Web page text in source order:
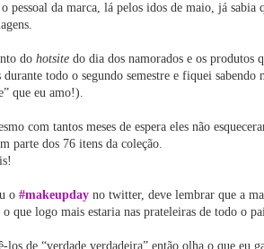
pessoal da marca, lá pelos idos de maio, já sabia
do hotsite do dia dos namorados e os produtos
todo o segundo semestre e fiquei sabendo
que eu amo!).
com tantos meses de espera eles não
parte dos 76 itens da coleção.
o #makeupday no twitter, deve lembrar que a
que logo mais estaria nas prateleiras de todo o
los de “verdade verdadeira” então olha o que eu